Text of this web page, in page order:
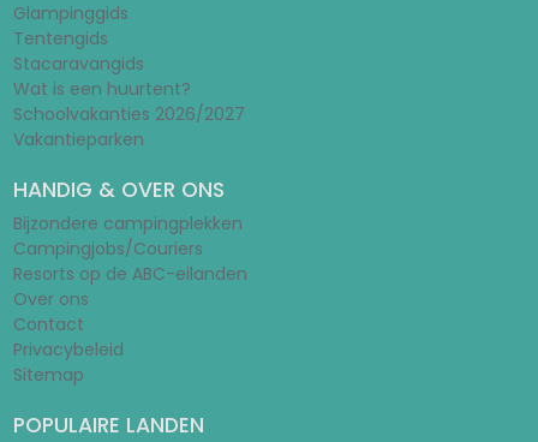
Glampinggids
Tentengids
Stacaravangids
Wat is een huurtent?
Schoolvakanties 2026/2027
Vakantieparken
HANDIG & OVER ONS
Bijzondere campingplekken
Campingjobs/Couriers
Resorts op de ABC-eilanden
Over ons
Contact
Privacybeleid
Sitemap
POPULAIRE LANDEN